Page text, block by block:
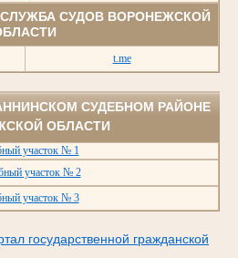
СУДОВ ВОРОНЕЖСКОЙ
t.me
СУДЕБНОМ РАЙОНЕ
ОБЛАСТИ
участок № 1
участок № 2
участок № 3
государственной гражданской